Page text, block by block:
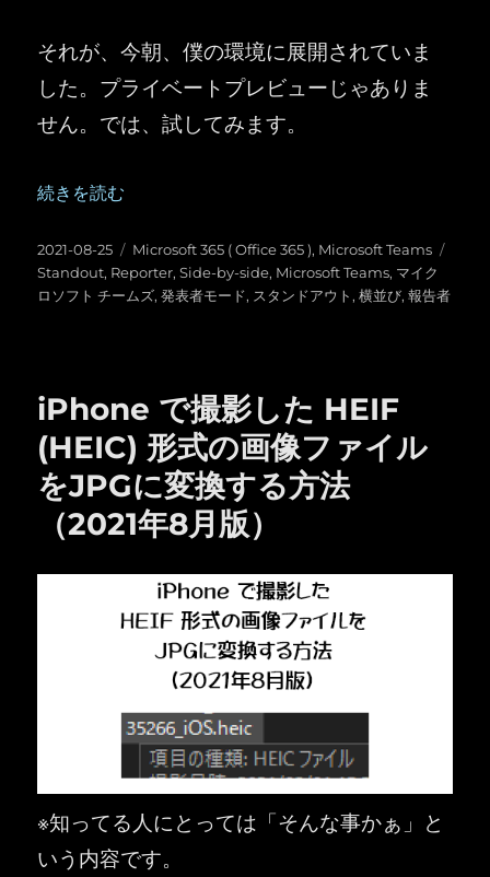
それが、今朝、僕の環境に展開されていま
した。プライベートプレビューじゃありま
せん。では、試してみます。
“Microsoft Teams ：「発表者モード」の種類が増えた（
続きを読む
投
稿
日:
2021-08-25
カ
テ
ゴ
Microsoft 365 ( Office 365 ), Microsoft Teams
Standout, Reporter,Side-by-side, Microsoft Teams, マイク
ロソフト チームズ,発表者モード, スタンドアウト ,横並び,報告者
iPhone で撮影した HEIF
(HEIC) 形式の画像ファイル
をJPGに変換する方法
（2021年8月版）
※知ってる人にとっては「そんな事かぁ」と
いう内容です。